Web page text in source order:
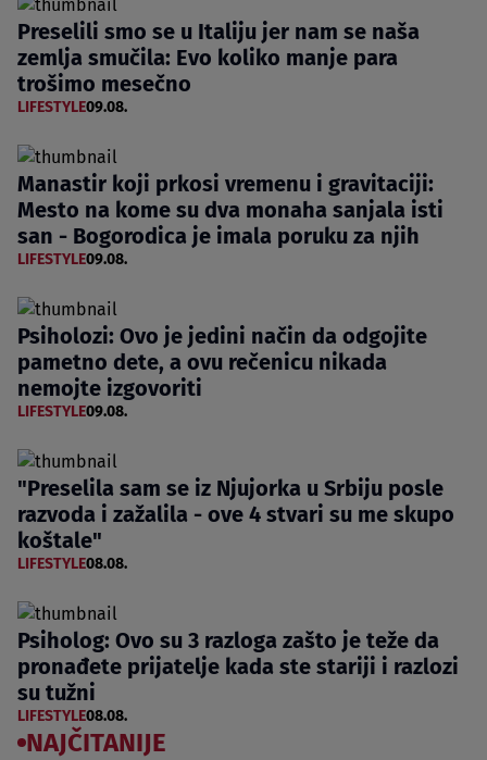
Preselili smo se u Italiju jer nam se naša
zemlja smučila: Evo koliko manje para
trošimo mesečno
LIFESTYLE09.08.
Manastir koji prkosi vremenu i gravitaciji:
Mesto na kome su dva monaha sanjala isti
san - Bogorodica je imala poruku za njih
LIFESTYLE09.08.
Psiholozi: Ovo je jedini način da odgojite
pametno dete, a ovu rečenicu nikada
nemojte izgovoriti
LIFESTYLE09.08.
"Preselila sam se iz Njujorka u Srbiju posle
razvoda i zažalila - ove 4 stvari su me skupo
koštale"
LIFESTYLE08.08.
Psiholog: Ovo su 3 razloga zašto je teže da
pronađete prijatelje kada ste stariji i razlozi
su tužni
LIFESTYLE08.08.
NAJČITANIJE